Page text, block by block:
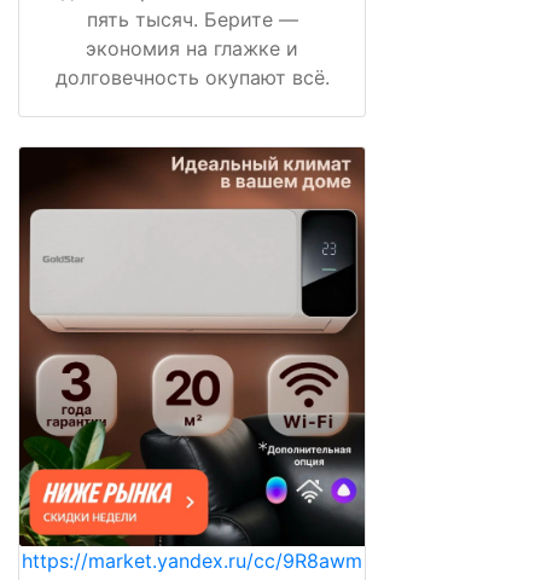
пять тысяч. Берите —
экономия на глажке и
долговечность окупают всё.
https://market.yandex.ru/cc/9R8awm